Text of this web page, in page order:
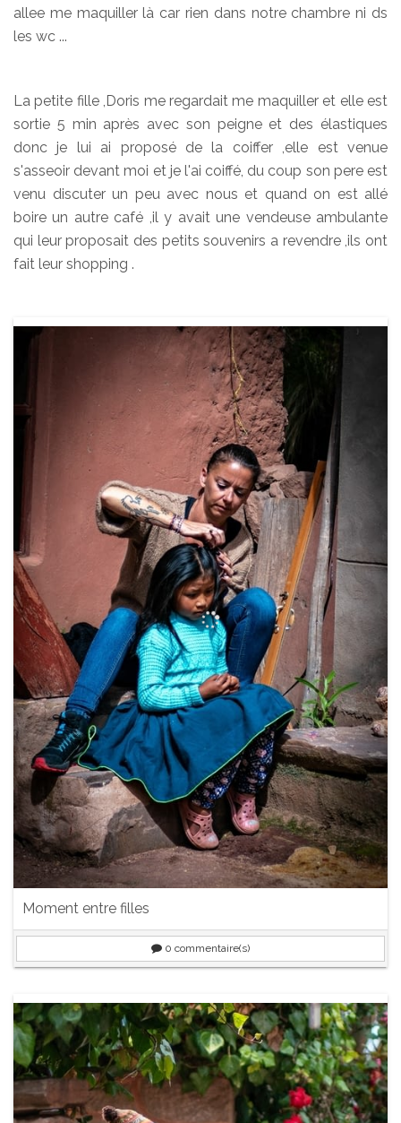
allee me maquiller là car rien dans notre chambre ni ds
les wc ...
La petite fille ,Doris me regardait me maquiller et elle est
sortie 5 min après avec son peigne et des élastiques
donc je lui ai proposé de la coiffer ,elle est venue
s'asseoir devant moi et je l'ai coiffé, du coup son pere est
venu discuter un peu avec nous et quand on est allé
boire un autre café ,il y avait une vendeuse ambulante
qui leur proposait des petits souvenirs a revendre ,ils ont
fait leur shopping .
Moment entre filles
0 commentaire(s)